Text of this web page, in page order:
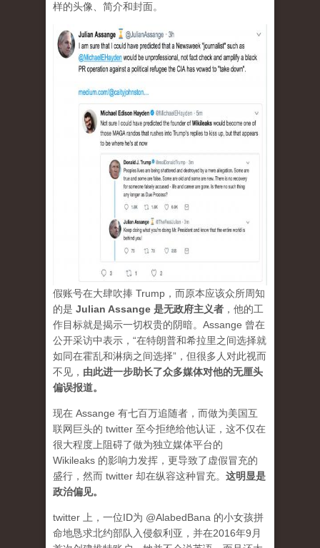
样的头像、简介和封面。
假账号在大肆吹捧 Trump，而原本应该众所周知
的是 Julian Assange 是无政府主义者 ，他的工
作目标就是揭示一切权贵的阴暗。Assange 曾在
公开采访中表示，“在特朗普和希拉里之间选择就
如同在霍乱和淋病之间选择”，但很多人对此视而
不见， 由此进一步助长了众多媒体对他的无厘头
偏误报道。
现在 Assange 有七百万追随者，而做为美国互
联网巨头的 twitter 至今拒绝给他认证，这不仅在
很大程度上阻碍了做为独立媒体平台的
Wikileaks 的影响力发挥，更导致了虚假冒充的
盛行，然而 twitter 却在纵容这种冒充。 这明显是
政治偏见。
twitter 上，一位ID为 @AlabedBana 的小女孩拼
命地恳求北约部队入侵叙利亚，并在2016年9月